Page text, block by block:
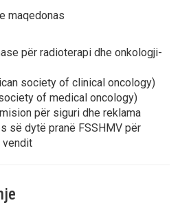
maqedonas
për radioterapi dhe onkologji-
society of clinical oncology)
of medical oncology)
për siguri dhe reklama
së dytë pranë FSSHMV për
vendit